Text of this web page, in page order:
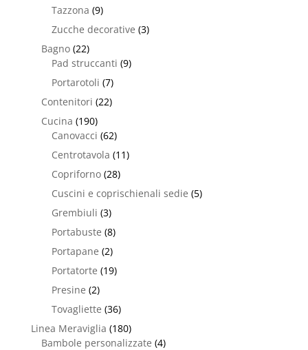
Tazzona (9)
Zucche decorative (3)
Bagno (22)
Pad struccanti (9)
Portarotoli (7)
Contenitori (22)
Cucina (190)
Canovacci (62)
Centrotavola (11)
Copriforno (28)
Cuscini e coprischienali sedie (5)
Grembiuli (3)
Portabuste (8)
Portapane (2)
Portatorte (19)
Presine (2)
Tovagliette (36)
Linea Meraviglia (180)
Bambole personalizzate (4)